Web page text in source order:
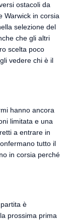
ostacoli da
Warwick in corsia
selezione del
che gli altri
scelta poco
vedere chi è il
hanno ancora
limitata e una
a entrare in
tutto il
in corsia perché
è
prossima prima